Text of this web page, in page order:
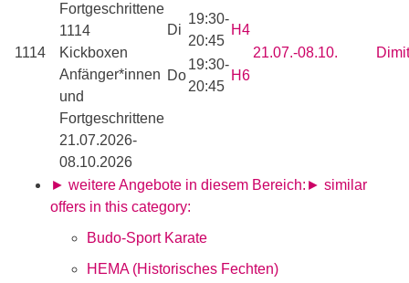
1114
Fortgeschrittene
1114
Kickboxen
Anfänger*innen
und
Fortgeschrittene
21.07.2026-
08.10.2026
Di
19:30-
20:45
H4
Do
19:30-
20:45
H6
21.07.-08.10.
► weitere Angebote in diesem Bereich: ► similar
offers in this category:
Budo-Sport Karate
HEMA (Historisches Fechten)